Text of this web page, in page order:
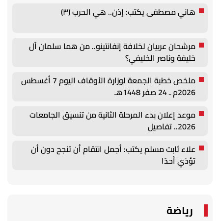
هاني مصطفى يكتب: إذن.. هي الحرب (٣)
مرشحان عربيان لخلافة إنفانتينو.. من هما سلمان آل
خليفة وناصر الخليفي؟
ملخص خطبة الجمعة لوزارة الأوقاف اليوم 7 أغسطس
2026م ـ 24 صفر 1448هـ
موعد إعلان بدء المرحلة الثانية من تنسيق الجامعات
2026.. تفاصيل
علاء ثابت مسلم يكتب: أجمل انتقام أن تنجح دون أن
تؤذي أحدًا
رياضة